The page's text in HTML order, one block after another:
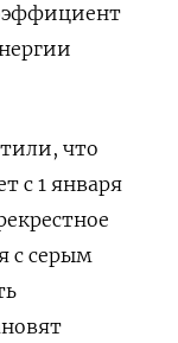
что
с 1 января
с серым